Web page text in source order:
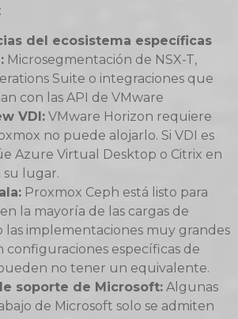
del ecosistema específicas
Microsegmentación de NSX-T,
Suite o integraciones que
con las API de VMware
VDI: VMware Horizon requiere
no puede alojarlo. Si VDI es
Azure Virtual Desktop o Citrix en
su lugar.
Proxmox Ceph está listo para
la mayoría de las cargas de
las implementaciones muy grandes
configuraciones específicas de
no tener un equivalente.
soporte de Microsoft: Algunas
de Microsoft solo se admiten